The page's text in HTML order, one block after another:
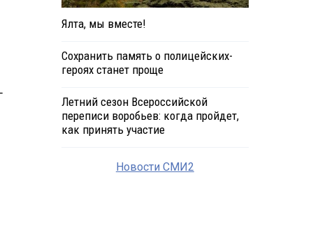
Ялта, мы вместе!
Сохранить память о полицейских-
героях станет проще
Летний сезон Всероссийской
переписи воробьев: когда пройдет,
как принять участие
Новости СМИ2